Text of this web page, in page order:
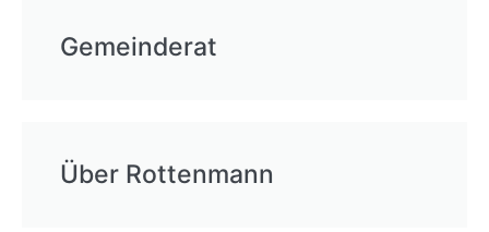
Gemeinderat
Über Rottenmann